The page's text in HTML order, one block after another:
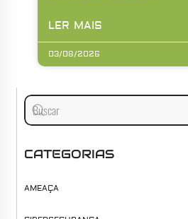
LER MAIS
03/08/2026
CATEGORIAS
AMEAÇA